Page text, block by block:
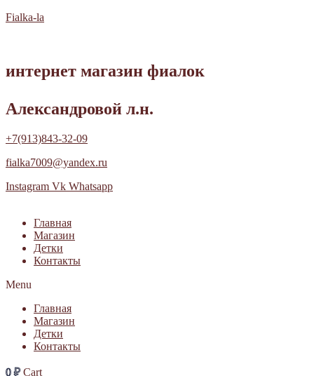
Fialka-la
интернет магазин фиалок
Александровой л.н.
+7(913)843-32-09
fialka7009@yandex.ru
Instagram Vk Whatsapp
Главная
Магазин
Детки
Контакты
Menu
Главная
Магазин
Детки
Контакты
0₽ Cart